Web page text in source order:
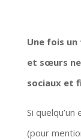
Une fois
et sœurs
sociaux et
Si
(pour